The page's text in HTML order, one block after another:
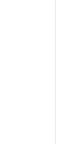
한
장
“
* 2
중